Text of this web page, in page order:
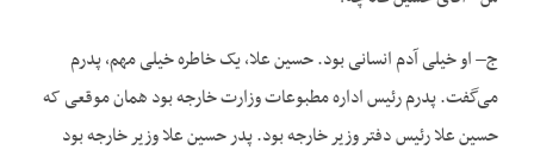
ج– او خیلی آدم انسانی بود. حسین علا، یک خاطره خیلی مهم، پدرم
می‌گفت. پدرم رئیس اداره مطبوعات وزارت خارجه بود همان موقعی که
حسین علا رئیس دفتر وزیر خارجه بود. پدر حسین علا وزیر خارجه بود